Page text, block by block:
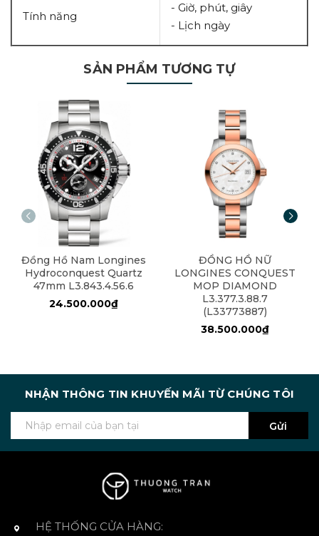
Tính năng
- Giờ, phút, giây
- Lịch ngày
SẢN PHẨM TƯƠNG TỰ
Đồng Hồ Nam Longines
Hydroconquest Quartz
47mm L3.843.4.56.6
24.500.000₫
ĐỒNG HỒ NỮ
LONGINES CONQUEST
MOP DIAMOND
L3.377.3.88.7
(L33773887)
38.500.000₫
NHẬN THÔNG TIN KHUYẾN MÃI TỪ CHÚNG TÔI
Gửi
HỆ THỐNG CỬA HÀNG: